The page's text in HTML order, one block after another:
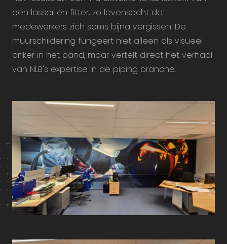
een lasser en fitter, zo levensecht dat
medewerkers zich soms bijna vergissen. De
muurschildering fungeert niet alleen als visueel
anker in het pand, maar vertelt direct het verhaal
van NLB's expertise in de piping branche.